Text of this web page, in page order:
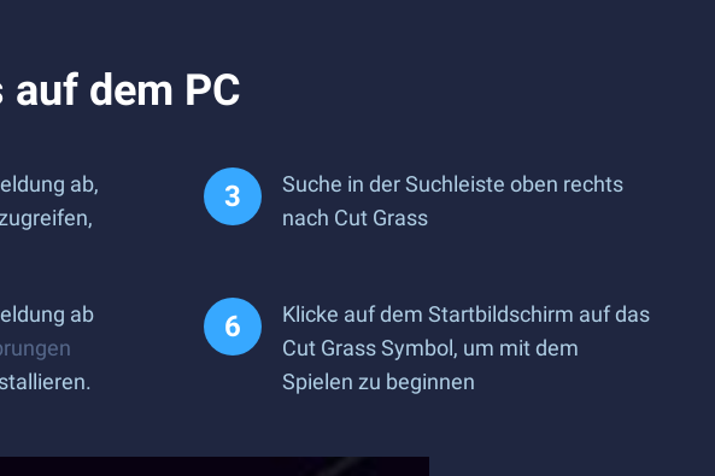
dem PC
ab,
Suche in der Suchleiste oben rechts
nach Cut Grass
ab
Klicke auf dem Startbildschirm auf das
Cut Grass Symbol, um mit dem
Spielen zu beginnen